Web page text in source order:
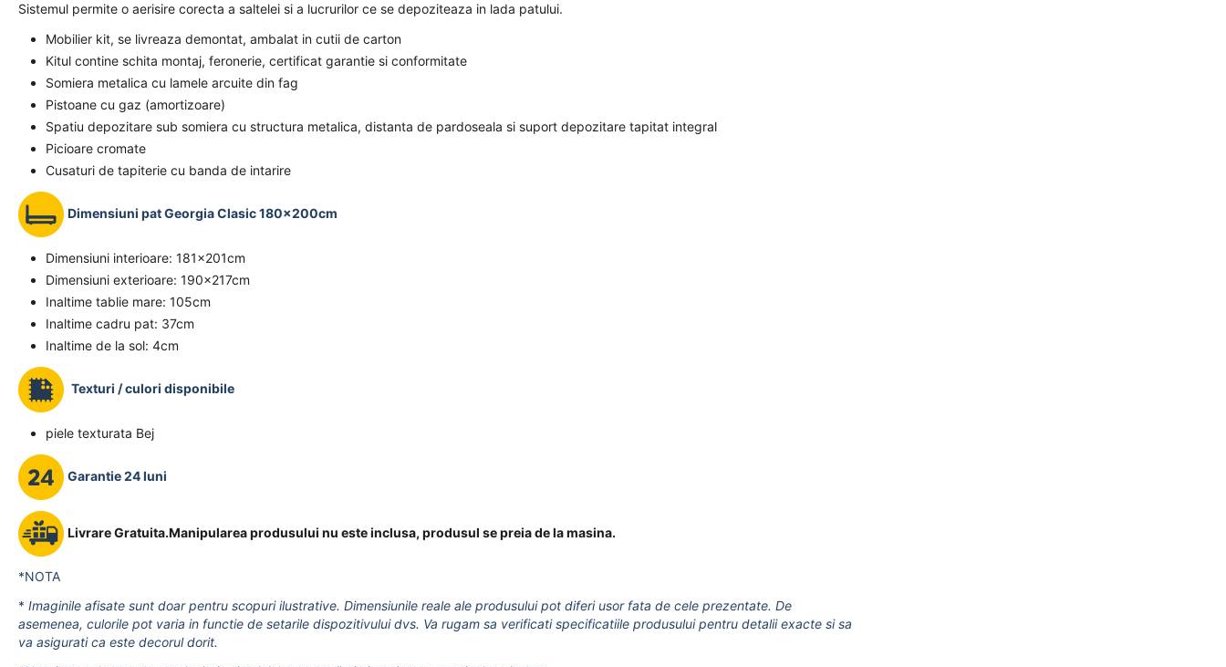
Sistemul permite o aerisire corecta a saltelei si a lucrurilor ce se depoziteaza in lada patului.
Mobilier kit, se livreaza demontat, ambalat in cutii de carton
Kitul contine schita montaj, feronerie, certificat garantie si conformitate
Somiera metalica cu lamele arcuite din fag
Pistoane cu gaz (amortizoare)
Spatiu depozitare sub somiera cu structura metalica, distanta de pardoseala si suport depozitare tapitat integral
Picioare cromate
Cusaturi de tapiterie cu banda de intarire
Dimensiuni pat Georgia Clasic 180x200cm
Dimensiuni interioare: 181x201cm
Dimensiuni exterioare: 190x217cm
Inaltime tablie mare: 105cm
Inaltime cadru pat: 37cm
Inaltime de la sol: 4cm
Texturi / culori disponibile
piele texturata Bej
Garantie 24 luni
Livrare Gratuita.Manipularea produsului nu este inclusa, produsul se preia de la masina.
*NOTA
* Imaginile afisate sunt doar pentru scopuri ilustrative. Dimensiunile reale ale produsului pot diferi usor fata de cele prezentate. De
asemenea, culorile pot varia in functie de setarile dispozitivului dvs. Va rugam sa verificati specificatiile produsului pentru detalii exacte si sa
va asigurati ca este decorul dorit.